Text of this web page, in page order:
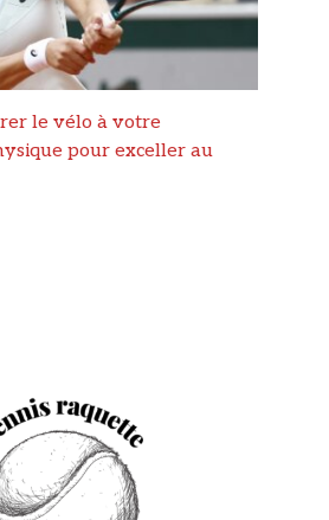
le vélo à votre
pour exceller au